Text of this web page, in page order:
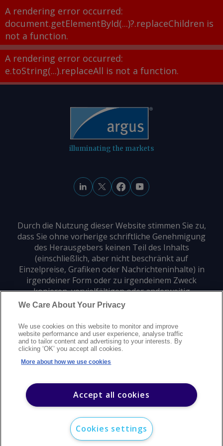
A rendering error occurred:
document.getElementById(...)?.replaceChildren is
not a function.
A rendering error occurred:
e.toString(...).replaceAll is not a function.
illuminating the markets
Durch die Nutzung dieser Website stimmen Sie zu,
dass Sie ohne vorherige schriftliche Genehmigung
des Herausgebers keinen Teil des Inhalts
(einschließlich, aber nicht beschränkt auf
Einzelpreise, Grafiken oder Nachrichteninhalte) in
irgendeiner Form oder zu irgendeinem Zweck
kopieren, vervielfältigen oder anderweitig
verwenden dürfen.
DatenschutzMarkenzeichenUrheberrecht
NutzungsbedingungenErklärung zur modernen Sklaverei
CareersKundensupport
We Care About Your Privacy
We use cookies on this website to monitor and improve
website performance and user experience, analyse traffic
and to tailor content and advertising to your interests. By
clicking ‘OK’ you accept all cookies.
More about how we use cookies
Accept all cookies
Cookies settings